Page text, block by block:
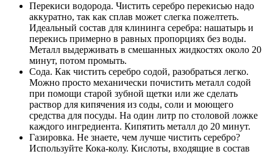
Перекиси водорода. Чистить серебро перекисью надо
аккуратно, так как сплав может слегка пожелтеть.
Идеальный состав для клининга серебра: нашатырь и
перекись примерно в равных пропорциях без воды.
Металл выдерживать в смешанных жидкостях около 20
минут, потом промыть.
Сода. Как чистить серебро содой, разобраться легко.
Можно просто механически почистить металл содой
при помощи старой зубной щетки или же сделать
раствор для кипячения из соды, соли и моющего
средства для посуды. На один литр по столовой ложке
каждого ингредиента. Кипятить металл до 20 минут.
Газировка. Не знаете, чем лучше чистить серебро?
Используйте Кока-колу. Кислоты, входящие в состав